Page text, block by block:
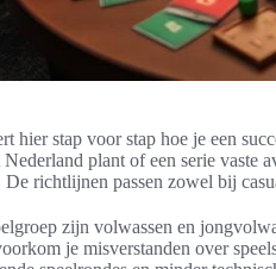
hier stap voor stap hoe je een
plant of een serie vaste
De richtlijnen passen zowel bij
zijn volwassen en
je misverstanden over